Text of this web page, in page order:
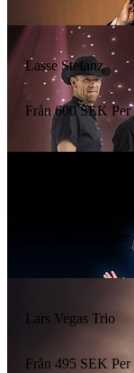
Lasse Stefanz
Från 600 SEK Per
Lars Vegas Trio
Från 495 SEK Per